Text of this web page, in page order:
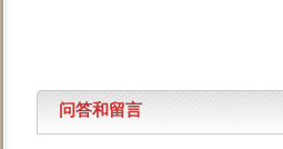
问答和留言